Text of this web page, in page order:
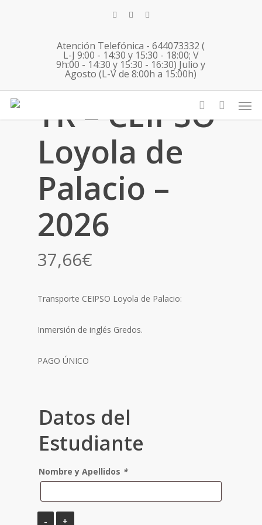
twitterfacebookinstagram
Atención Telefónica - 644073332 (
L-J 9:00 - 14:30 y 15:30 - 18:00; V
9h:00 - 14:30 y 15:30 - 16:30) Julio y
Agosto (L-V de 8:00h a 15:00h)
account
TR – CEIPSO
Loyola de
Palacio –
2026
37,66€
Transporte CEIPSO Loyola de Palacio:
Inmersión de inglés Gredos.
PAGO ÚNICO
Datos del
Estudiante
Nombre y Apellidos *